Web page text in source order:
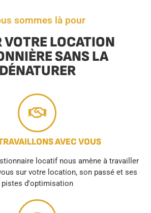
sommes là pour
VOTRE LOCATION
SANS LA
DÉNATURER
AVEC VOUS
locatif nous amène à travailler
sur votre location, son passé et ses
pistes d'optimisation